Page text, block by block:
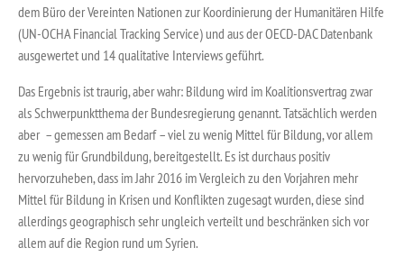
dem Büro der Vereinten Nationen zur Koordinierung der Humanitären Hilfe
(UN-OCHA Financial Tracking Service) und aus der OECD-DAC Datenbank
ausgewertet und 14 qualitative Interviews geführt.
Das Ergebnis ist traurig, aber wahr: Bildung wird im Koalitionsvertrag zwar
als Schwerpunktthema der Bundesregierung genannt. Tatsächlich werden
aber – gemessen am Bedarf – viel zu wenig Mittel für Bildung, vor allem
zu wenig für Grundbildung, bereitgestellt. Es ist durchaus positiv
hervorzuheben, dass im Jahr 2016 im Vergleich zu den Vorjahren mehr
Mittel für Bildung in Krisen und Konflikten zugesagt wurden, diese sind
allerdings geographisch sehr ungleich verteilt und beschränken sich vor
allem auf die Region rund um Syrien.